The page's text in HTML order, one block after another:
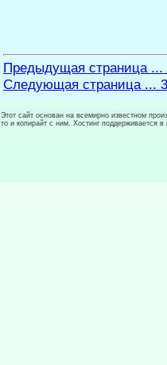
Предыдущая страница ...
Следующая страница ...
Этот сайт основан на всемирно известном
то и копирайт с ним. Хостинг поддерживается